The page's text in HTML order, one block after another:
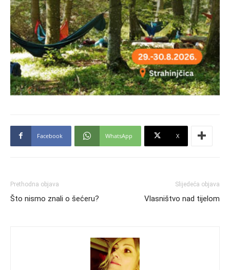
Facebook WhatsApp X
Prethodna objava
Što nismo znali o šećeru?
Slijedeća objava
Vlasništvo nad tijelom